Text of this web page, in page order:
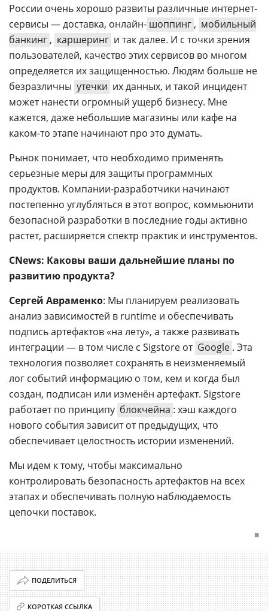
России очень хорошо развиты различные интернет-
сервисы — доставка, онлайн- шоппинг , мобильный
банкинг , каршеринг и так далее. И с точки зрения
пользователей, качество этих сервисов во многом
определяется их защищенностью. Людям больше не
безразличны утечки их данных, и такой инцидент
может нанести огромный ущерб бизнесу. Мне
кажется, даже небольшие магазины или кафе на
каком-то этапе начинают про это думать.
Рынок понимает, что необходимо применять
серьезные меры для защиты программных
продуктов. Компании-разработчики начинают
постепенно углубляться в этот вопрос, коммьюнити
безопасной разработки в последние годы активно
растет, расширяется спектр практик и инструментов.
CNews: Каковы ваши дальнейшие планы по
развитию продукта?
Сергей Авраменко: Мы планируем реализовать
анализ зависимостей в runtime и обеспечивать
подпись артефактов «на лету», а также развивать
интеграции — в том числе с Sigstore от Google . Эта
технология позволяет сохранять в неизменяемый
лог событий информацию о том, кем и когда был
создан, подписан или изменён артефакт. Sigstore
работает по принципу блокчейна : хэш каждого
нового события зависит от предыдущих, что
обеспечивает целостность истории изменений.
Мы идем к тому, чтобы максимально
контролировать безопасность артефактов на всех
этапах и обеспечивать полную наблюдаемость
цепочки поставок.
■
ПОДЕЛИТЬСЯ
КОРОТКАЯ ССЫЛКА